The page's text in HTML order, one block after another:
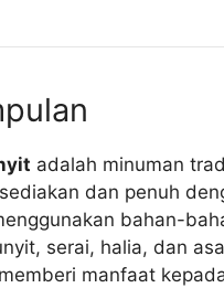
adalah minuman
dan penuh
bahan-
serai, halia, dan
manfaat